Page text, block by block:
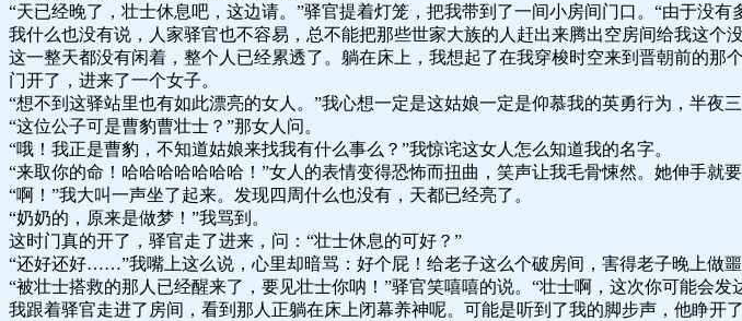
“天已经晚了，壮士休息吧，这边请。”驿官提着灯笼，把我带到了一间小房间门口。“由于没
我什么也没有说，人家驿官也不容易，总不能把那些世家大族的人赶出来腾出空房间给我这个
这一整天都没有闲着，整个人已经累透了。躺在床上，我想起了在我穿梭时空来到晋朝前的
门开了，进来了一个女子。
“想不到这驿站里也有如此漂亮的女人。”我心想一定是这姑娘一定是仰慕我的英勇行为，半夜
“这位公子可是曹豹曹壮士？”那女人问。
“哦！我正是曹豹，不知道姑娘来找我有什么事么？”我惊诧这女人怎么知道我的名字。
“来取你的命！哈哈哈哈哈哈哈！”女人的表情变得恐怖而扭曲，笑声让我毛骨悚然。她伸手就要
“啊！”我大叫一声坐了起来。发现四周什么也没有，天都已经亮了。
“奶奶的，原来是做梦！”我骂到。
这时门真的开了，驿官走了进来，问：“壮士休息的可好？”
“还好还好……”我嘴上这么说，心里却暗骂：好个屁！给老子这么个破房间，害得老子晚上做噩
“被壮士搭救的那人已经醒来了，要见壮士你呐！”驿官笑嘻嘻的说。“壮士啊，这次你可能会发
我跟着驿官走进了房间，看到那人正躺在床上闭幕养神呢。可能是听到了我的脚步声，他睁开了